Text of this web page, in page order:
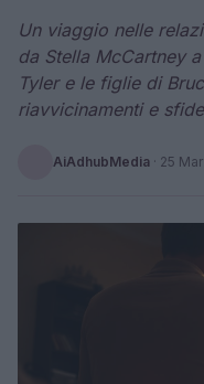
Un viaggio nelle
da Stella McCartney
Tyler e le figlie di
riavvicinamenti e
AiAdhubMedia · 25